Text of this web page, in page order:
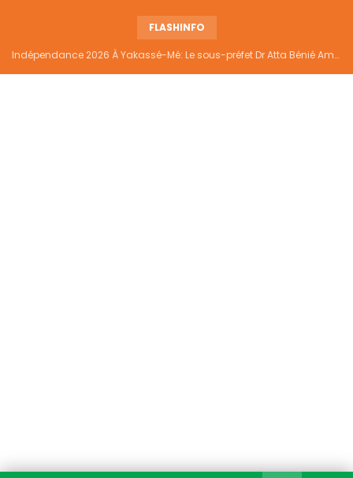
FLASHINFO
Indépendance 2026 À Yakassé-Mé: Le sous-préfet Dr Atta Bénié Amédé appelle à l’unité, à la sécurité et au développement